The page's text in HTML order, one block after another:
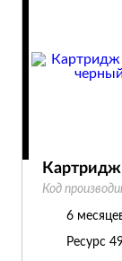
Код
6
Ресурс